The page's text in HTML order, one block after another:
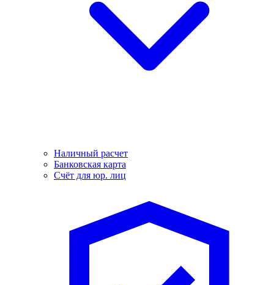
Наличный расчет
Банковская карта
Счёт для юр. лиц